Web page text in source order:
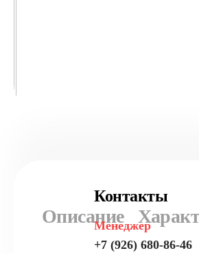
Описание
Контакты
Менеджер
+7 (926) 680-86-46